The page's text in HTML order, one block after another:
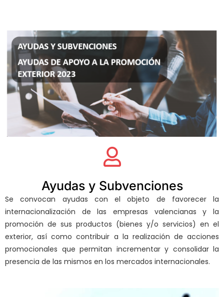
Ayudas y Subvenciones
Se convocan ayudas con el objeto de favorecer la
internacionalización de las empresas valencianas y la
promoción de sus productos (bienes y/o servicios) en el
exterior, así como contribuir a la realización de acciones
promocionales que permitan incrementar y consolidar la
presencia de las mismos en los mercados internacionales.